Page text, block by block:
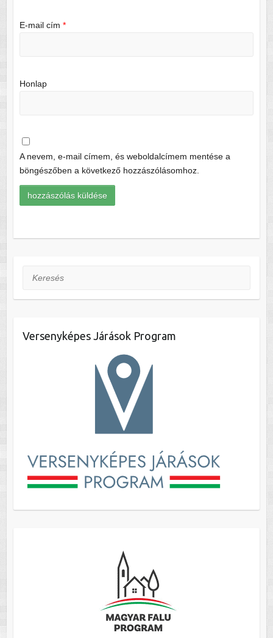
E-mail cím *
Honlap
A nevem, e-mail címem, és weboldalcímem mentése a
böngészőben a következő hozzászólásomhoz.
Keresés
Versenyképes Járások Program